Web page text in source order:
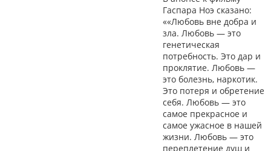
Гаспара Ноэ сказано:
««Любовь вне добра и
зла. Любовь — это
генетическая
потребность. Это дар и
проклятие. Любовь —
это болезнь, наркотик.
Это потеря и обретение
себя. Любовь — это
самое прекрасное и
самое ужасное в нашей
жизни. Любовь — это
переплетение душ и